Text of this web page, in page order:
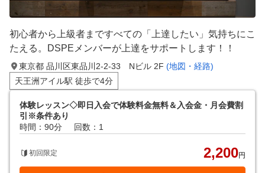
初心者から上級者まですべての「上達したい」気持ちにこ
たえる。DSPEメンバーが上達をサポートします！！
東京都 品川区東品川2-2-33 Nビル 2F (地図・経路)
天王洲アイル駅 徒歩で4分
体験レッスン◇即日入会で体験料金無料＆入会金・月会費割
引※条件あり
時間：90分
回数：1
初回限定 2,200円